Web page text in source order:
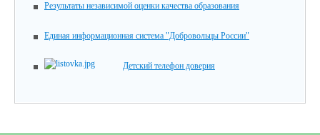
Результаты независимой оценки качества образования
Единая информационная система "Добровольцы России"
Детский телефон доверия